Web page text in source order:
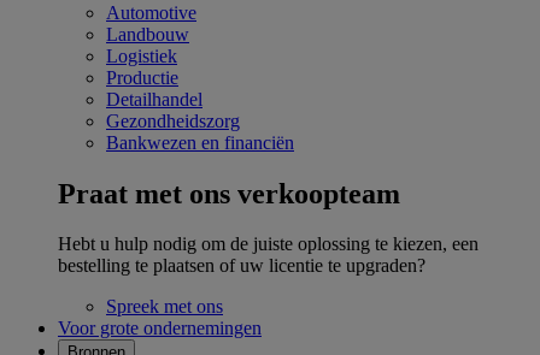
Automotive
Landbouw
Logistiek
Productie
Detailhandel
Gezondheidszorg
Bankwezen en financiën
Praat met ons verkoopteam
Hebt u hulp nodig om de juiste oplossing te kiezen, een
bestelling te plaatsen of uw licentie te upgraden?
Spreek met ons
Voor grote ondernemingen